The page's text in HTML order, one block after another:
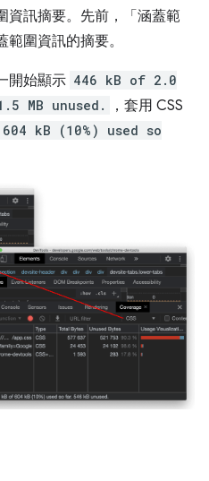
資訊摘要。先前，「涵蓋範
圍資訊的摘要。
開始顯示 446 kB of 2.0
MB unused.
，套用 CSS
kB (10%) used so